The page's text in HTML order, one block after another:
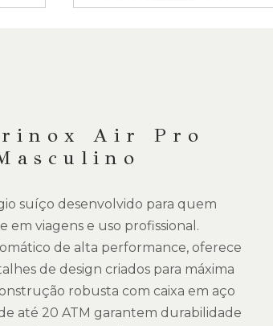
Air Pro
suíço desenvolvido para quem
em viagens e uso profissional.
de alta performance, oferece
de design criados para máxima
robusta com caixa em aço
até 20 ATM garantem durabilidade